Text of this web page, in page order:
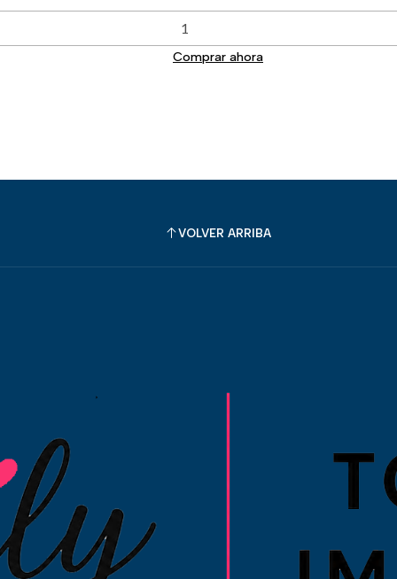
Comprar ahora
VOLVER ARRIBA